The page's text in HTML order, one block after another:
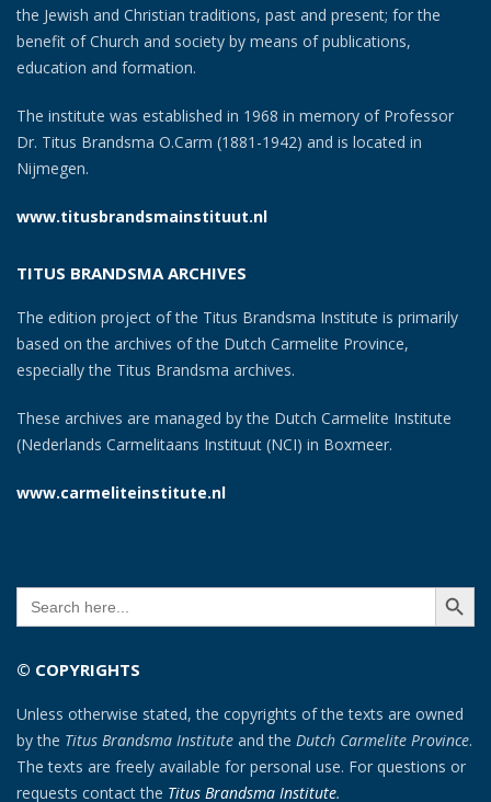
the Jewish and Christian traditions, past and present; for the
benefit of Church and society by means of publications,
education and formation.
The institute was established in 1968 in memory of Professor
Dr. Titus Brandsma O.Carm (1881-1942) and is located in
Nijmegen.
www.titusbrandsmainstituut.nl
TITUS BRANDSMA ARCHIVES
The edition project of the Titus Brandsma Institute is primarily
based on the archives of the Dutch Carmelite Province,
especially the Titus Brandsma archives.
These archives are managed by the Dutch Carmelite Institute
(Nederlands Carmelitaans Instituut (NCI) in Boxmeer.
www.carmeliteinstitute.nl
Search
for:
SEARCH
© COPYRIGHTS
Unless otherwise stated, the copyrights of the texts are owned
by the Titus Brandsma Institute and the Dutch Carmelite Province.
The texts are freely available for personal use. For questions or
requests contact the Titus Brandsma Institute.